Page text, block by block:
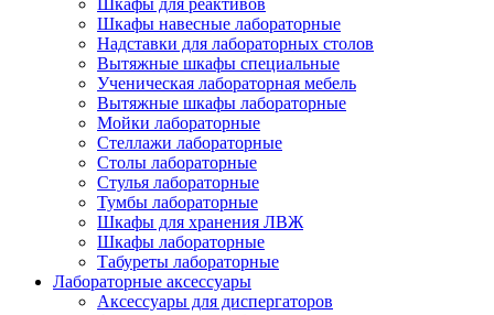
Шкафы для реактивов
Шкафы навесные лабораторные
Надставки для лабораторных столов
Вытяжные шкафы специальные
Ученическая лабораторная мебель
Вытяжные шкафы лабораторные
Мойки лабораторные
Стеллажи лабораторные
Столы лабораторные
Стулья лабораторные
Тумбы лабораторные
Шкафы для хранения ЛВЖ
Шкафы лабораторные
Табуреты лабораторные
Лабораторные аксессуары
Аксессуары для диспергаторов